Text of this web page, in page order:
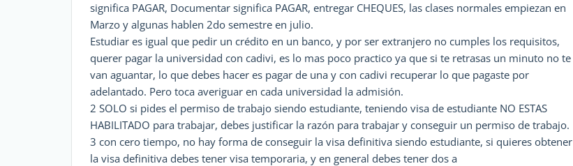
significa PAGAR, Documentar significa PAGAR, entregar CHEQUES, las clases normales empiezan en
Marzo y algunas hablen 2do semestre en julio.
Estudiar es igual que pedir un crédito en un banco, y por ser extranjero no cumples los requisitos,
querer pagar la universidad con cadivi, es lo mas poco practico ya que si te retrasas un minuto no te
van aguantar, lo que debes hacer es pagar de una y con cadivi recuperar lo que pagaste por
adelantado. Pero toca averiguar en cada universidad la admisión.
2 SOLO si pides el permiso de trabajo siendo estudiante, teniendo visa de estudiante NO ESTAS
HABILITADO para trabajar, debes justificar la razón para trabajar y conseguir un permiso de trabajo.
3 con cero tiempo, no hay forma de conseguir la visa definitiva siendo estudiante, si quieres obtener
la visa definitiva debes tener visa temporaria, y en general debes tener dos a